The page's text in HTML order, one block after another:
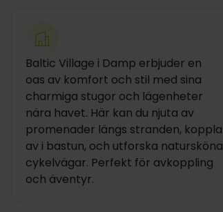
Baltic Village i Damp erbjuder en
oas av komfort och stil med sina
charmiga stugor och lägenheter
nära havet. Här kan du njuta av
promenader längs stranden, koppla
av i bastun, och utforska natursköna
cykelvägar. Perfekt för avkoppling
och äventyr.